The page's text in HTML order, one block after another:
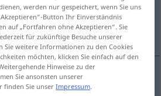
anklicken/antippen)
werden nur gespeichert, wenn Sie uns
Button Ihr Einverständnis
auf „Fortfahren ohne Akzeptieren“. Sie
für zukünftige Besuche unserer
Sie weitere Informationen zu den Cookies
möchten, klicken Sie einfach auf den
Hinweise zu der
Sie ansonsten unserer
finden Sie unserImpressum.